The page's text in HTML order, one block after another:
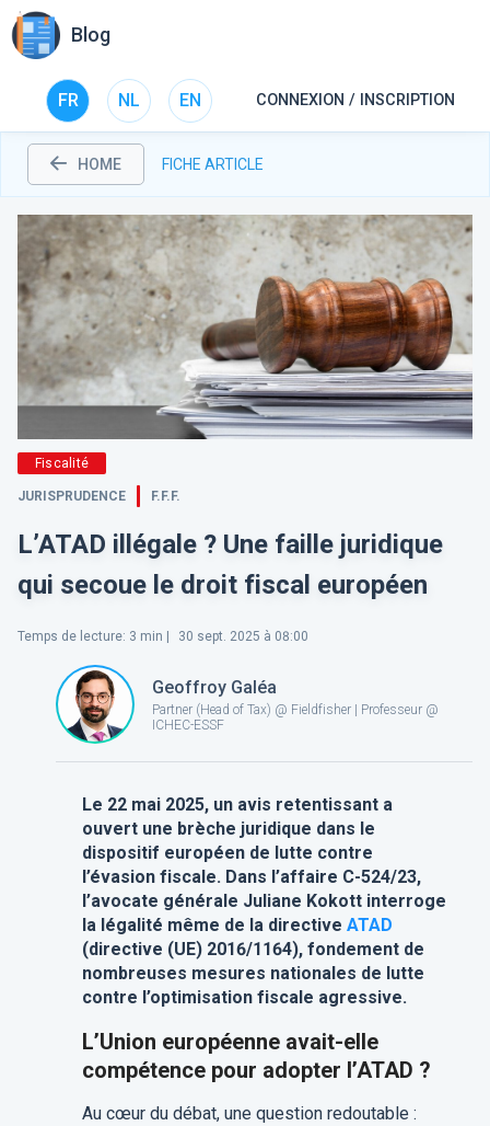
Blog
FR NL EN CONNEXION / INSCRIPTION
HOME FICHE ARTICLE
Fiscalité
JURISPRUDENCE F.F.F.
L’ATAD illégale ? Une faille juridique
qui secoue le droit fiscal européen
Temps de lecture: 3 min | 30 sept. 2025 à 08:00
Geoffroy Galéa
Partner (Head of Tax) @ Fieldfisher | Professeur @
ICHEC-ESSF
Le 22 mai 2025, un avis retentissant a
ouvert une brèche juridique dans le
dispositif européen de lutte contre
l’évasion fiscale. Dans l’affaire C-524/23,
l’avocate générale Juliane Kokott interroge
la légalité même de la directive ATAD
(directive (UE) 2016/1164), fondement de
nombreuses mesures nationales de lutte
contre l’optimisation fiscale agressive.
L’Union européenne avait-elle
compétence pour adopter l’ATAD ?
Au cœur du débat, une question redoutable :